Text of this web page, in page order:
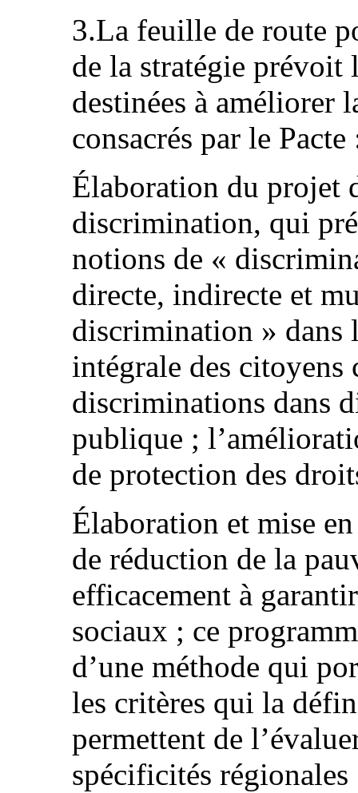
3.La feuille de route
de la stratégie prévoit
destinées à améliorer
consacrés par le Pacte
Élaboration du projet
discrimination, qui
notions de «
directe, indirecte et
discrimination »
intégrale des citoyens
discriminations dans
publique ;
de protection des
Élaboration et mise
de réduction de la
efficacement à
sociaux ; ce
d’une méthode qui
les critères qui la
permettent de
spécificités régionales